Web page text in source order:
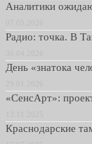
Аналитики
Радио: точка. В
День «знатока
«СенсАрт»:
Краснодарские